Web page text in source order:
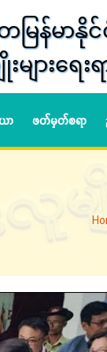
မြန်မာနို
ျားရေး
ာ ဖတ်မှတ်စရာ